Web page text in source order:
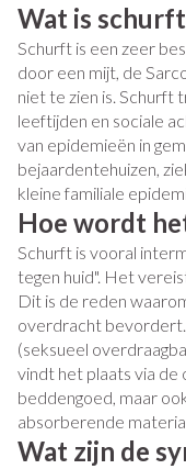
Wat is
Schurft is een zeer
door een mijt, de
niet te zien is. Schurft
leeftijden en sociale
van epidemieën in
bejaardentehuizen,
kleine familiale
Hoe wordt
Schurft is vooral
tegen huid". Het
Dit is de reden
overdracht bevordert.
(seksueel
vindt het plaats via de
beddengoed, maar
absorberende
Wat zijn de